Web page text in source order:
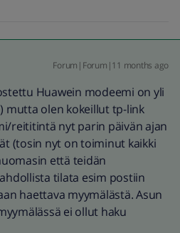
Forum|Forum|11 months ago
Huawein modeemi on yli
mutta olen kokeillut tp-link
reititintä nyt parin päivän ajan
(tosin nyt on toiminut kaikki
että teidän
tilata esim postiin
haettava myymälästä. Asun
ei ollut haku